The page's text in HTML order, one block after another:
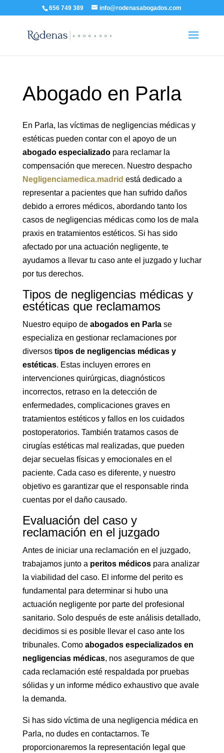
656 749 389 info@rodenasabogados.com
Abogado en Parla
En Parla, las víctimas de negligencias médicas y
estéticas pueden contar con el apoyo de un
abogado especializadopara reclamar la
compensación que merecen. Nuestro despacho
Negligenciamedica.madrid está dedicado a
representar a pacientes que han sufrido daños
debido a errores médicos, abordando tanto los
casos de negligencias médicas como los de mala
praxis en tratamientos estéticos. Si has sido
afectado por una actuación negligente, te
ayudamos a llevar tu caso ante el juzgado y luchar
por tus derechos.
Tipos de negligencias médicas y
estéticas que reclamamos
Nuestro equipo de abogados en Parlase
especializa en gestionar reclamaciones por
diversos tipos de negligencias médicas y
estéticas. Estas incluyen errores en
intervenciones quirúrgicas, diagnósticos
incorrectos, retraso en la detección de
enfermedades, complicaciones graves en
tratamientos estéticos y fallos en los cuidados
postoperatorios. También tratamos casos de
cirugías estéticas mal realizadas, que pueden
dejar secuelas físicas y emocionales en el
paciente. Cada caso es diferente, y nuestro
objetivo es garantizar que el responsable rinda
cuentas por el daño causado.
Evaluación del caso y
reclamación en el juzgado
Antes de iniciar una reclamación en el juzgado,
trabajamos junto a peritos médicospara analizar
la viabilidad del caso. El informe del perito es
fundamental para determinar si hubo una
actuación negligente por parte del profesional
sanitario. Solo después de este análisis detallado,
decidimos si es posible llevar el caso ante los
tribunales. Como abogados especializados en
negligencias médicas, nos aseguramos de que
cada reclamación esté respaldada por pruebas
sólidas y un informe médico exhaustivo que avale
la demanda.
Si has sido víctima de una negligencia médica en
Parla, no dudes en contactarnos. Te
proporcionaremos la representación legal que